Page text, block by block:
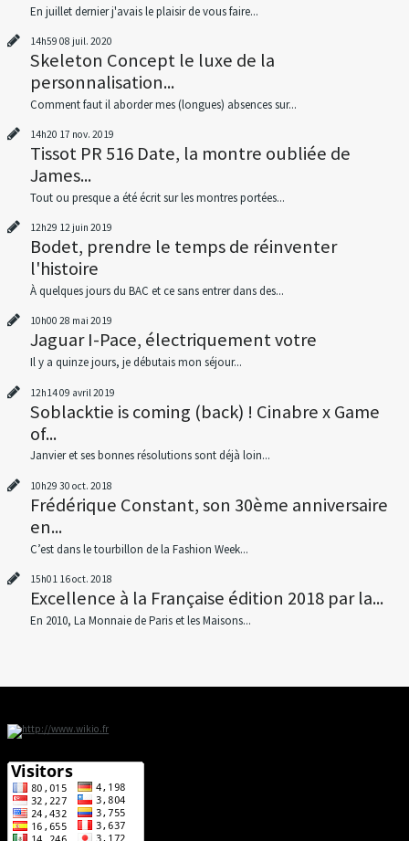
En juillet dernier j'avais le plaisir de vous faire...
14h59 08 juil. 2020
Skeleton Concept le luxe de la
personnalisation...
Comment faut il aborder mes (longues) absences sur...
14h20 17 nov. 2019
Tissot PR 516 Date, la montre oubliée de
James...
Tout ou presque a été écrit sur les montres portées...
12h29 12 juin 2019
Bodet, prendre le temps de réinventer
l'histoire
À quelques jours du BAC et ce sans entrer dans des...
10h00 28 mai 2019
Jaguar I-Pace, électriquement votre
Il y a quinze jours, je débutais mon séjour...
12h1409 avril 2019
Soblacktie is coming (back) ! Cinabre x Game
of...
Janvier et ses bonnes résolutions sont déjà loin...
10h29 30 oct. 2018
Frédérique Constant, son 30ème anniversaire
en...
C’est dans le tourbillon de la Fashion Week...
15h01 16oct. 2018
Excellence à la Française édition 2018 par la...
En 2010, La Monnaie de Paris et les Maisons...